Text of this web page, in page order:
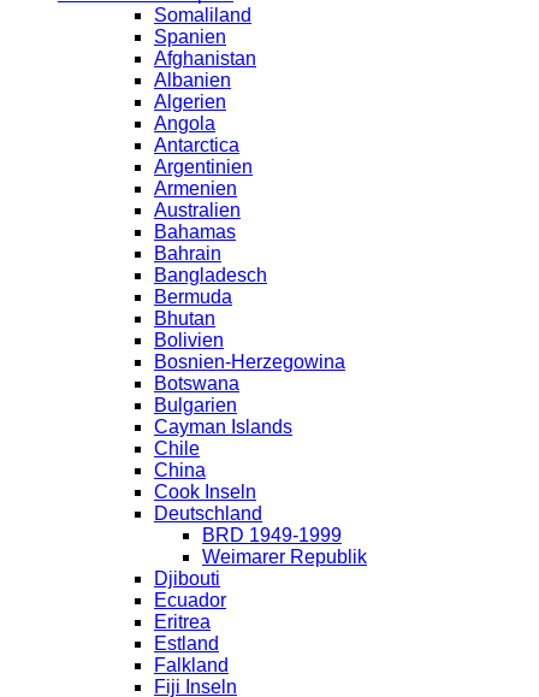
Somaliland
Spanien
Afghanistan
Albanien
Algerien
Angola
Antarctica
Argentinien
Armenien
Australien
Bahamas
Bahrain
Bangladesch
Bermuda
Bhutan
Bolivien
Bosnien-Herzegowina
Botswana
Bulgarien
Cayman Islands
Chile
China
Cook Inseln
Deutschland
BRD 1949-1999
Weimarer Republik
Djibouti
Ecuador
Eritrea
Estland
Falkland
Fiji Inseln